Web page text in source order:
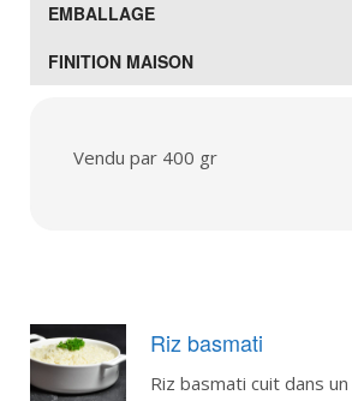
EMBALLAGE
FINITION MAISON
Vendu par 400 gr
Riz basmati
Riz basmati cuit dans